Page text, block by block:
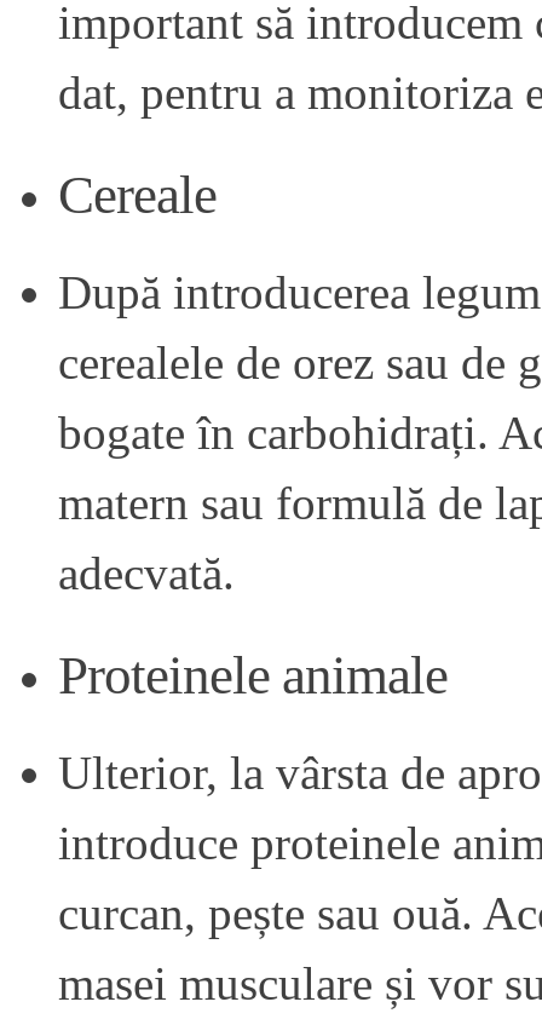
important să introducem
dat, pentru a monitoriza
Cereale
După introducerea
cerealele de orez sau de
bogate în carbohidrați.
matern sau formulă de
adecvată.
Proteinele animale
Ulterior, la vârsta de
introduce proteinele
curcan, pește sau ouă.
masei musculare și vor